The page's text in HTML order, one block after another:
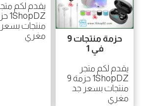
حزمة منتجات 9
في 1
يقدم لكم متجر
1ShopDZ حزمة 9
منتجات بسعر جد
مغري
يقدم لكم
منتجات
مغري